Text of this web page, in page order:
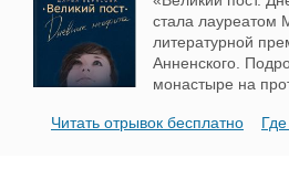
стала лауреатом
литературной
Анненского.
монастыре на
Читать отрывок бесплатно